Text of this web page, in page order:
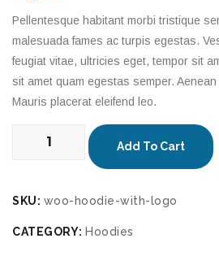
Pellentesque habitant morbi tristique
malesuada fames ac turpis egestas.
feugiat vitae, ultricies eget, tempor sit
sit amet quam egestas semper.
Mauris placerat eleifend leo.
Add To Cart
SKU: woo-hoodie-with-logo
CATEGORY: Hoodies